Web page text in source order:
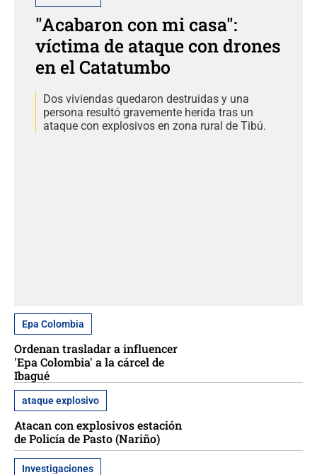
"Acabaron con mi casa":
víctima de ataque con drones
en el Catatumbo
Dos viviendas quedaron destruidas y una
persona resultó gravemente herida tras un
ataque con explosivos en zona rural de Tibú.
Epa Colombia
Ordenan trasladar a influencer
'Epa Colombia' a la cárcel de
Ibagué
ataque explosivo
Atacan con explosivos estación
de Policía de Pasto (Nariño)
Investigaciones